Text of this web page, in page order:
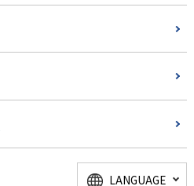
LANGUAGE